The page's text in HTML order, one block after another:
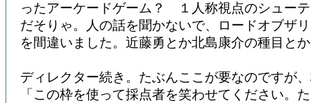
ったアーケードゲーム？ １人称視点のシュー
だそりゃ。人の話を聞かないで、ロードオブザ
を間違いました。近藤勇とか北島康介の種目と
ディレクター続き。たぶんここが要なのですが
「この枠を使って採点者を笑わせてください。